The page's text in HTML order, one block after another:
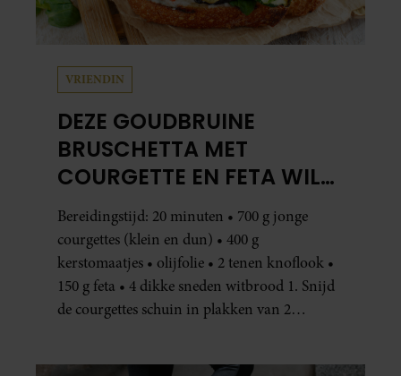
VRIENDIN
DEZE GOUDBRUINE
BRUSCHETTA MET
COURGETTE EN FETA WIL
JE METEEN MAKEN
Bereidingstijd: 20 minuten • 700 g jonge
courgettes (klein en dun) • 400 g
kerstomaatjes • olijfolie • 2 tenen knoflook •
150 g feta • 4 dikke sneden witbrood 1. Snijd
de courgettes schuin in plakken van 2